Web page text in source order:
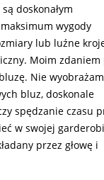
doskonałym
wygody
lub luźne
Moim zdaniem
Nie wyobrażam
bluz, doskonale
spędzanie czasu
w swojej
przez głowę i